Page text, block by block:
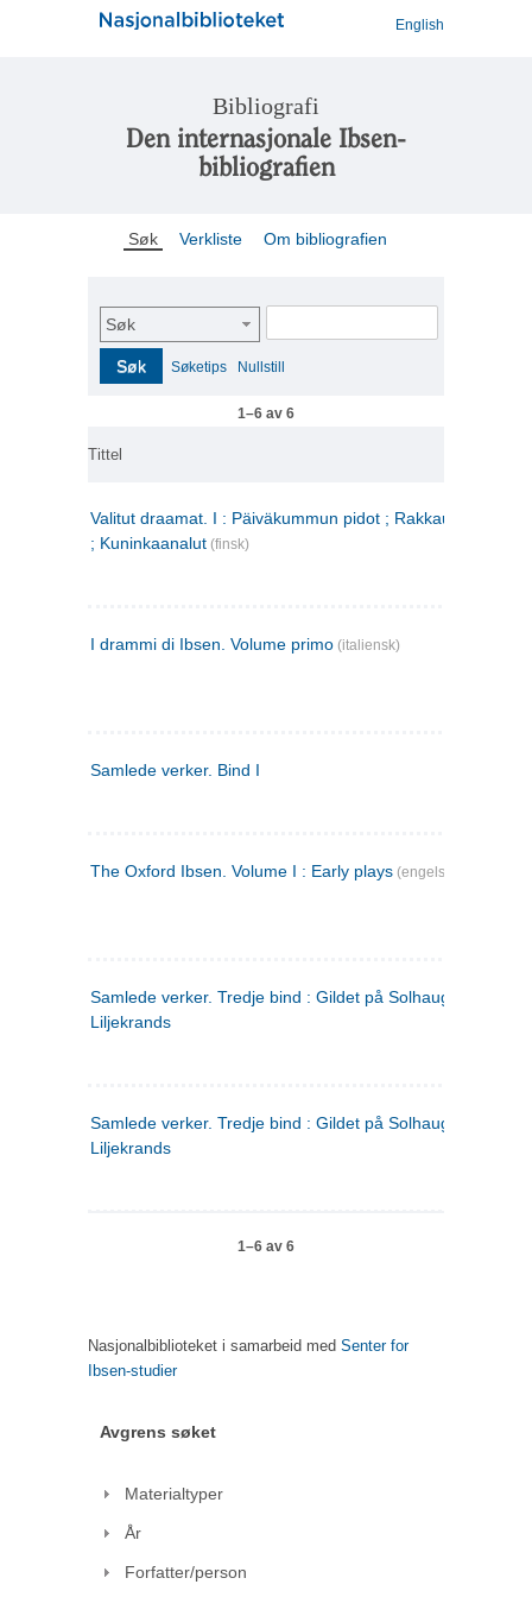
English
Bibliografi
Den internasjonale Ibsen-
bibliografien
Søk Verkliste Om bibliografien
Søk
Søk Søketips Nullstill
1–6 av 6
Tittel
Valitut draamat. I : Päiväkummun pidot ; Rakkauden
; Kuninkaanalut (finsk)
I drammi di Ibsen. Volume primo (italiensk)
Samlede verker. Bind I
The Oxford Ibsen. Volume I : Early plays (engelsk)
Samlede verker. Tredje bind : Gildet på Solhaug ; Olaf
Liljekrands
Samlede verker. Tredje bind : Gildet på Solhaug ; Olaf
Liljekrands
1–6 av 6
Nasjonalbiblioteket i samarbeid med Senter for
Ibsen-studier
Avgrens søket
Materialtyper
År
Forfatter/person